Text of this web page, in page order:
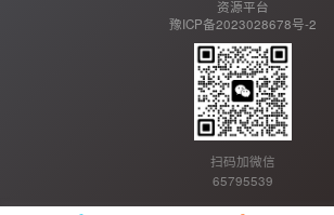
资源平台
豫ICP备2023028678号-2
扫码加微信
65795539